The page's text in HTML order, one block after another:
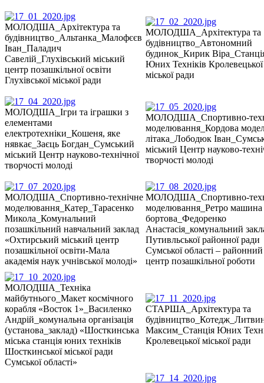
МОЛОДША_Архітектура та
будівництво_Альтанка_Малофєєв
Іван_Паладич
Савелій_Глухівський міський
центр позашкільної освіти
Глухівської міської ради
МОЛОДША_Архітектура та
будівництво_Автономний
будинок_Кирик
Юних Техніків Кролевецької
міської ради
МОЛОДША_Ігри та іграшки з
елементами
електротехніки_Кошеня, яке
нявкає_Заєць Богдан_Сумський
міський Центр науково-технічної
творчості молоді
МОЛОДША_Спортивно-
моделювання_Кордова
літака_Лободюк
міський Центр науково-
творчості молоді
МОЛОДША_Спортивно-технічне
моделювання_Катер_Тарасенко
Микола_Комунальний
позашкільний навчальний заклад
«Охтирський міський центр
позашкільної освіти-Мала
академія наук учнівської молоді»
МОЛОДША_Спортивно-
моделювання_Ретро машина
бортова_Федоренко
Анастасія_комунальний
Путивльської районної ради
Сумської області – районний
центр позашкільної роботи
МОЛОДША_Техніка
майбутнього_Макет космічного
корабля «Восток 1»_Василенко
Андрій_комунальна організація
(установа_заклад) «Шосткинська
міська станція юних техніків
Шосткинської міської ради
Сумської області»
СТАРША_Архітектура та
Максим_Станція Юних
Кролевецької міської ради